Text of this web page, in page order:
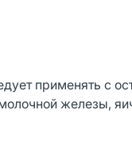
применять с
железы,